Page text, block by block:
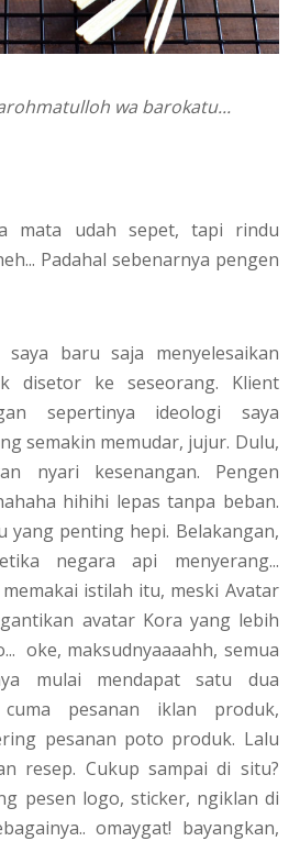
wa barokatu...
mata udah sepet, tapi rindu
Padahal sebenarnya pengen
baru saja menyelesaikan
disetor ke seseorang. Klient
sepertinya ideologi saya
semakin memudar, jujur. Dulu,
nyari kesenangan. Pengen
hihihi lepas tanpa beban.
yang penting hepi. Belakangan,
negara api menyerang...
istilah itu, meski Avatar
avatar Kora yang lebih
oke, maksudnyaaaahh, semua
mulai mendapat satu dua
cuma pesanan iklan produk,
pesanan poto produk. Lalu
resep. Cukup sampai di situ?
pesen logo, sticker, ngiklan di
omaygat! bayangkan,